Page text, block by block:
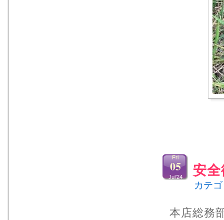
安
Fri
05
Jul’24
カテ
本店総務